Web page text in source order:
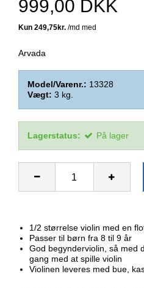
999,00 DKK
Arvada
Model/Varenr.: 13328
Vægt: 3 kg.
Lagerstatus: På lager
1/2 størrelse violin med en
Passer til børn fra 8 til 9 år
God begynderviolin, så med
gang med at spille violin
Violinen leveres med bue,